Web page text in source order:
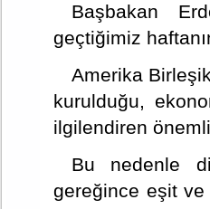
Başbakan
geçtiğimiz
Amerika
kurulduğu,
ilgilendiren
Bu nedenle
gereğince eşit